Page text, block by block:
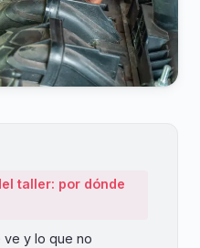
taller: por dónde
ve y lo que no